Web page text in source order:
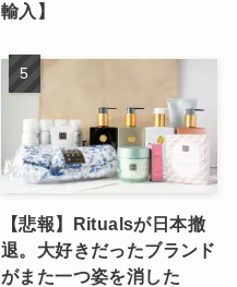
輸入】
【悲報】Ritualsが日本撤
退。大好きだったブランド
がまた一つ姿を消した